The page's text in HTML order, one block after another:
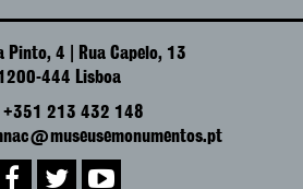
Pinto, 4 | Rua Capelo, 13
444 Lisboa
+351 213 432 148